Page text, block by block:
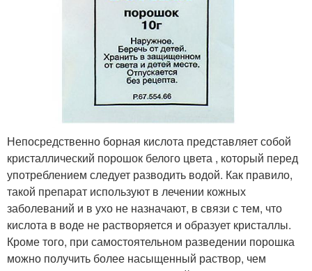
Непосредственно борная кислота представляет собой
кристаллический порошок белого цвета , который перед
употреблением следует разводить водой. Как правило,
такой препарат используют в лечении кожных
заболеваний и в ухо не назначают, в связи с тем, что
кислота в воде не растворяется и образует кристаллы.
Кроме того, при самостоятельном разведении порошка
можно получить более насыщенный раствор, чем